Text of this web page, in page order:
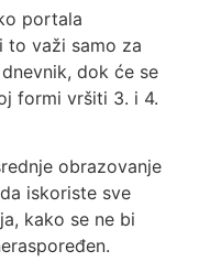
portala
to važi samo za
dok će se
formi vršiti 3. i 4.
obrazovanje
iskoriste sve
kako se ne bi